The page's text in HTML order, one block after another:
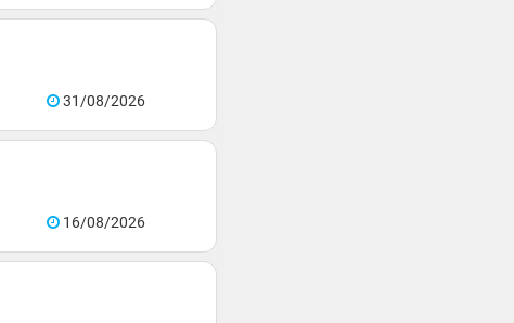
31/08/2026
16/08/2026